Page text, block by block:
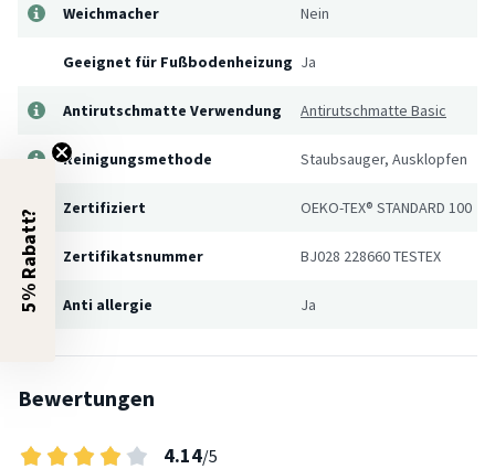
Weichmacher Nein
Geeignet für Fußbodenheizung Ja
Antirutschmatte Verwendung Antirutschmatte Basic
Reinigungsmethode Staubsauger, Ausklopfen
Zertifiziert OEKO-TEX® STANDARD 100
Zertifikatsnummer BJ028 228660 TESTEX
Anti allergie Ja
Bewertungen
4.14/5
5% Rabatt?